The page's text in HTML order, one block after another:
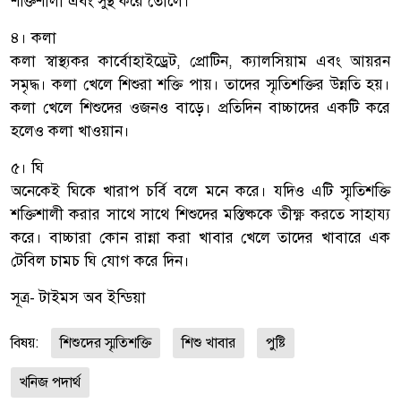
৪। কলা
কলা স্বাস্থ্যকর কার্বোহাইড্রেট, প্রোটিন, ক্যালসিয়াম এবং আয়রন
সমৃদ্ধ। কলা খেলে শিশুরা শক্তি পায়। তাদের স্মৃতিশক্তির উন্নতি হয়।
কলা খেলে শিশুদের ওজনও বাড়ে। প্রতিদিন বাচ্চাদের একটি করে
হলেও কলা খাওয়ান।
৫। ঘি
অনেকেই ঘিকে খারাপ চর্বি বলে মনে করে। যদিও এটি স্মৃতিশক্তি
শক্তিশালী করার সাথে সাথে শিশুদের মস্তিষ্ককে তীক্ষ্ণ করতে সাহায্য
করে। বাচ্চারা কোন রান্না করা খাবার খেলে তাদের খাবারে এক
টেবিল চামচ ঘি যোগ করে দিন।
সূত্র- টাইমস অব ইন্ডিয়া
বিষয়: শিশুদের স্মৃতিশক্তি শিশু খাবার পুষ্টি
খনিজ পদার্থ